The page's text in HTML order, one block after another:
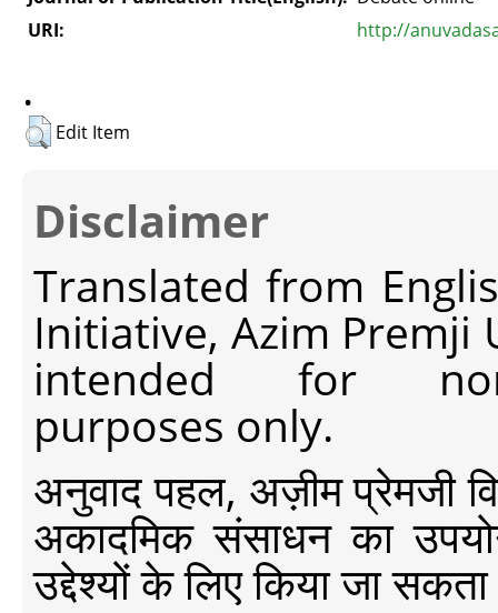
URI:
http://
.
Edit Item
Disclaimer
Translated from
Initiative, Azim Premji
intended for non-
purposes only.
अनुवाद पहल, अज़ीम प्रेमजी
अकादमिक संसाधन का
उद्देश्यों के लिए किया जा